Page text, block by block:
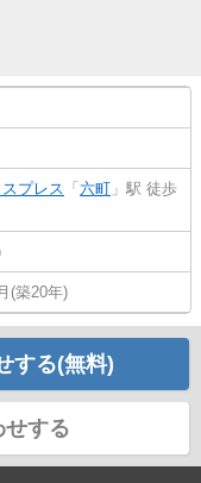
プレス 「 六町 」駅 徒歩
(築20年)
する(無料)
せする